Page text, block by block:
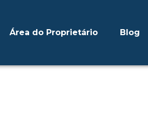
Área do Proprietário Blog